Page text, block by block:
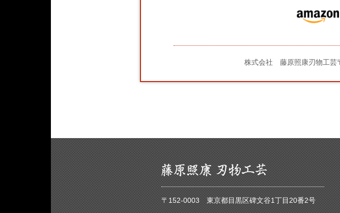
株式会社 藤原照康刃物工芸
〒152-0003 東京都目黒区碑文谷1丁目20番2号